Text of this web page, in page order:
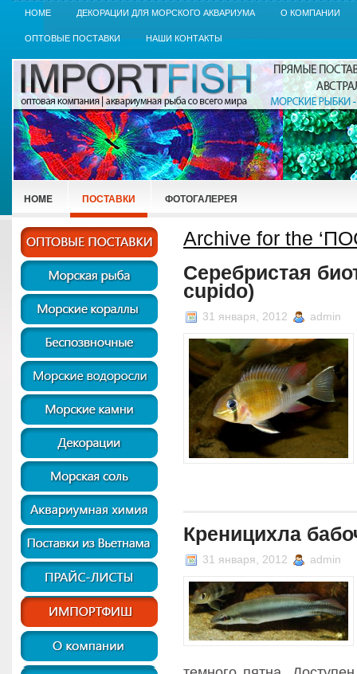
HOME ДЕКОРАЦИИ ДЛЯ МОРСКОГО АКВАРИУМА О КОМПАНИИ
ОПТОВЫЕ ПОСТАВКИ НАШИ КОНТАКТЫ
HOME ПОСТАВКИ ФОТОГАЛЕРЕЯ
Archive for the
Серебристая
cupido)
31 января, 2012 admin
Креницихла
31 января, 2012 admin